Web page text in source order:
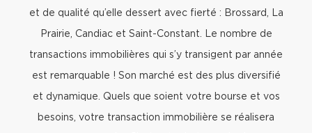
et de qualité qu’elle dessert avec fierté : Brossard, La
Prairie, Candiac et Saint-Constant. Le nombre de
transactions immobilières qui s’y transigent par année
est remarquable ! Son marché est des plus diversifié
et dynamique. Quels que soient votre bourse et vos
besoins, votre transaction immobilière se réalisera